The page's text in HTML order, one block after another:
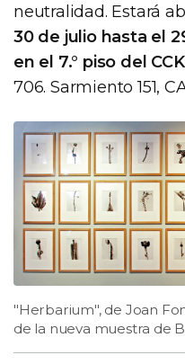
neutralidad. Estará
30 de julio hasta el
en el 7.° piso del CCK
706. Sarmiento 151,
"Herbarium", de Joan
de la nueva muestra de